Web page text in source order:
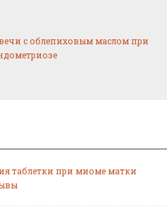
с облепиховым маслом при
таблетки при миоме матки